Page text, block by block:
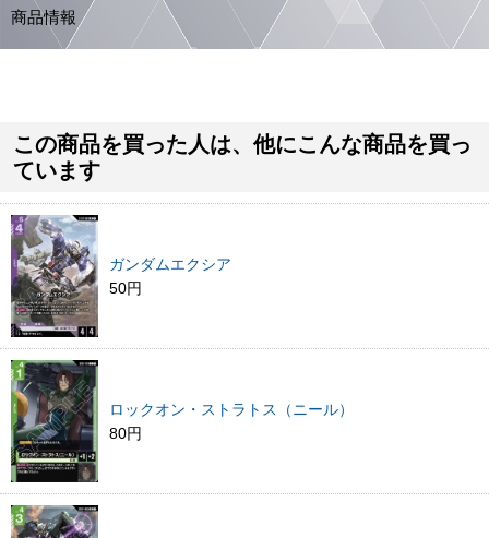
商品情報
この商品を買った人は、他にこんな商品を買っ
ています
ガンダムエクシア
50円
ロックオン・ストラトス（ニール）
80円